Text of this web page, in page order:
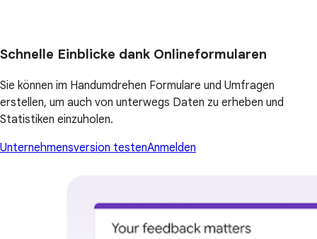
Schnelle Einblicke dank Onlineformularen
Sie können im Handumdrehen Formulare und Umfragen
erstellen, um auch von unterwegs Daten zu erheben und
Statistiken einzuholen.
Unternehmensversion testenAnmelden